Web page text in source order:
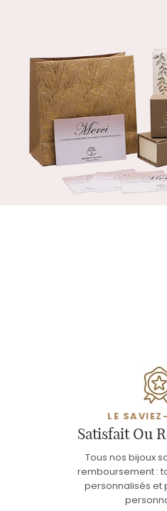
LE
Satisfait Ou
Tous nos bijoux
remboursement :
personnalisés et